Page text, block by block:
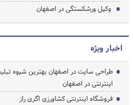
وکیل ورشکستگی در اصفهان
اخبار ویژه
طراحی سایت در اصفهان بهترین شیوه
اینترنتی در اصفهان
فروشگاه اینترنتی کشاورزی اگری راز